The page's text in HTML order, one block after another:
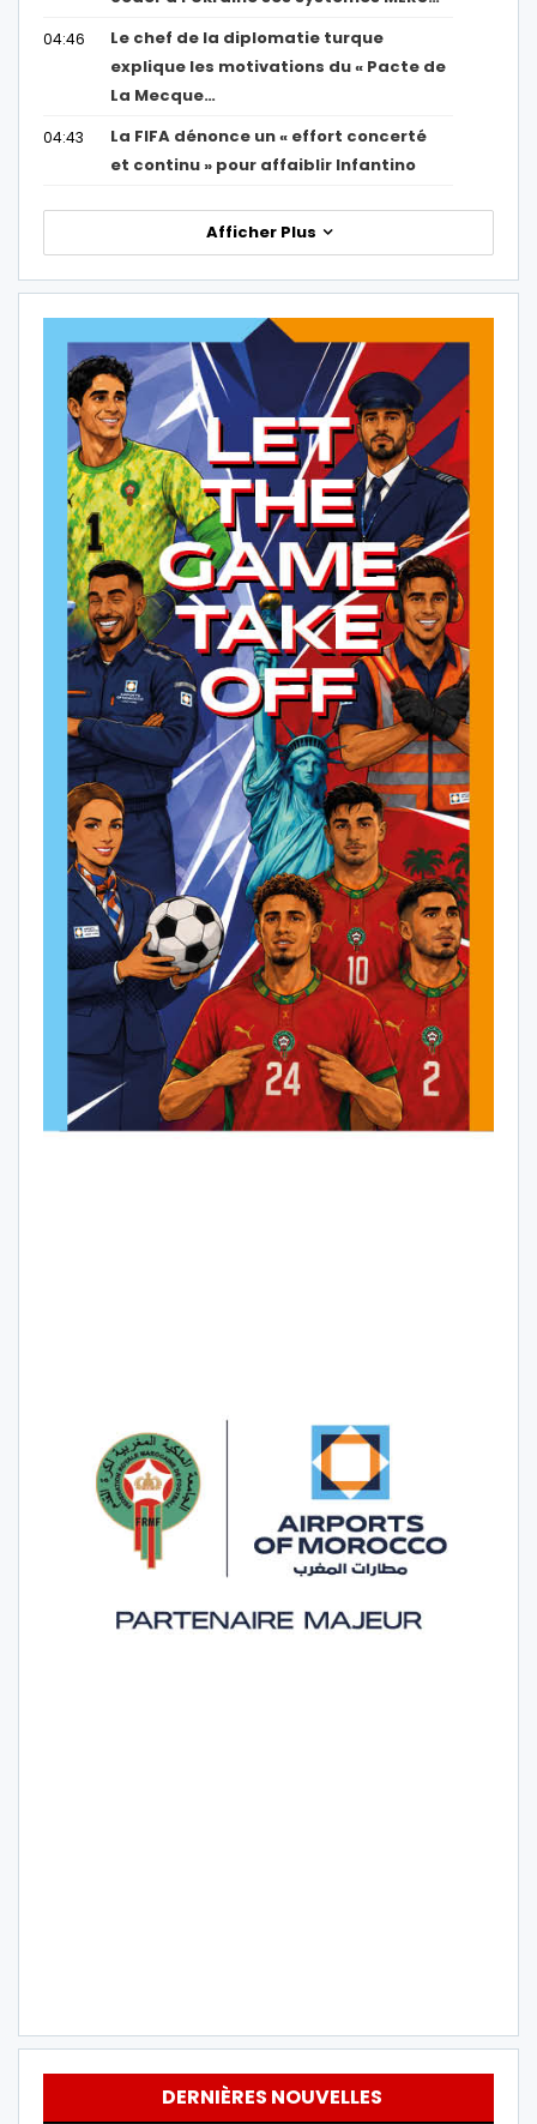
04:46
Le chef de la diplomatie turque
explique les motivations du « Pacte de
La Mecque…
04:43
La FIFA dénonce un « effort concerté
et continu » pour affaiblir Infantino
Afficher Plus
DERNIÈRES NOUVELLES